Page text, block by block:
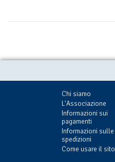
Chi siamo
L'Associazione
Informazioni sui
pagamenti
Informazioni sulle
spedizioni
Come usare il sito